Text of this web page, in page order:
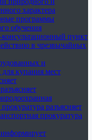
характера
программы
обучения
пункт
в чрезвычайных
и
купания мест
разъясняет
прокуратура